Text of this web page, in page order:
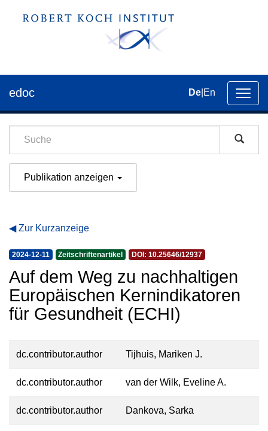
der
edoc De En
Publikation anzeigen
Zur Kurzanzeige
2024-12-11 Zeitschriftenartikel DOI: 10.25646/12937
Auf dem Weg zu nachhaltigen
Europäischen Kernindikatoren
für Gesundheit (ECHI)
dc.contributor.author Tijhuis, Mariken J.
dc.contributor.author van der Wilk, Eveline A.
dc.contributor.author Dankova, Sarka